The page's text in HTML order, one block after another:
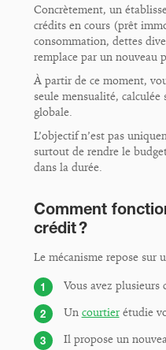
Concrètement, un
crédits en cours (prêt
consommation, dettes
remplace par un nouveau
À partir de ce moment,
seule mensualité,
globale.
L’objectif n’est pas
surtout de rendre le
dans la durée.
Comment
crédit ?
Le mécanisme repose sur
Vous avez plusieurs
Un courtierétudie
Il propose un